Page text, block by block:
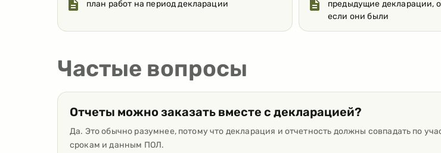
план работ на период декларации
предыдущие декларации,
если они были
Частые вопросы
Отчеты можно заказать вместе с декларацией?
Да. Это обычно разумнее, потому что декларация и отчетность должны совпадать по
срокам и данным ПОЛ.